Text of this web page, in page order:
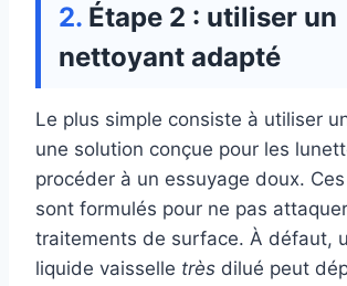
Étape 2 : utiliser un
nettoyant adapté
Le plus simple consiste à utiliser
une solution conçue pour les
procéder à un essuyage doux.
sont formulés pour ne pas
traitements de surface. À défaut,
liquide vaisselle très dilué peut